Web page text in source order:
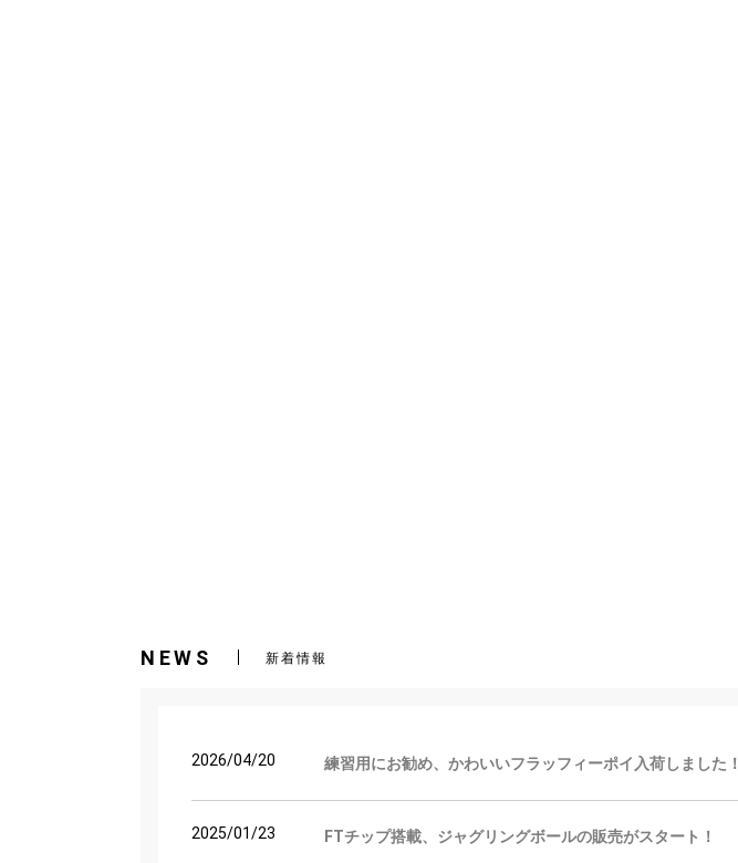
NEWS 新着情報
2026/04/20 練習用にお勧め、かわいいフラッフィーポイ入荷しました！
2025/01/23 FTチップ搭載、ジャグリングボールの販売がスタート！